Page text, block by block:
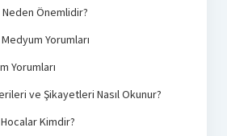
Önemlidir?
Yorumları
Yorumları
ve Şikayetleri Nasıl Okunur?
Kimdir?